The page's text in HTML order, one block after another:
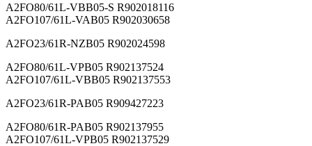
A2FO80/61L-VBB05-S R902018116
A2FO107/61L-VAB05 R902030658
A2FO23/61R-NZB05 R902024598
A2FO80/61L-VPB05 R902137524
A2FO107/61L-VBB05 R902137553
A2FO23/61R-PAB05 R909427223
A2FO80/61R-PAB05 R902137955
A2FO107/61L-VPB05 R902137529